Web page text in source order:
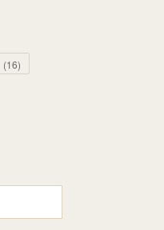
(16)